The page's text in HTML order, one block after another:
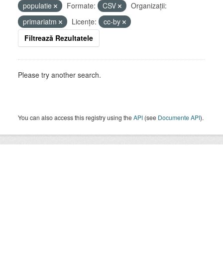
populatie
Formate: CSV
Organizații:
primariatm
Licenţe:
cc-by
Filtrează Rezultatele
Please try another search.
You can also access this registry using theAPI (see Documente API).